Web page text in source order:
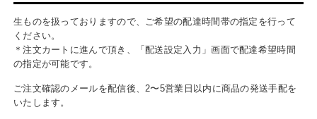
生ものを扱っておりますので、ご希望の配達時間帯の指定を行って
ください。
＊注文カートに進んで頂き、「配送設定入力」画面で配達希望時間
の指定が可能です。
ご注文確認のメールを配信後、2〜5営業日以内に商品の発送手配を
いたします。